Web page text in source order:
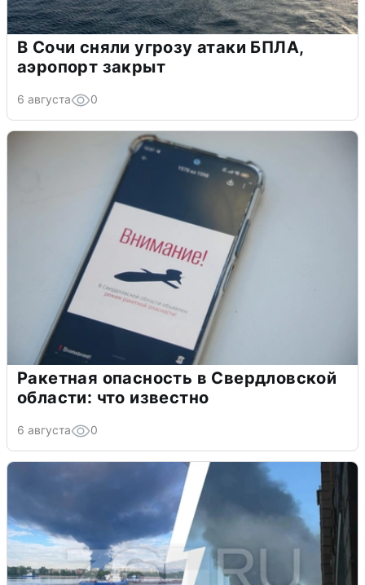
В Сочи сняли угрозу атаки БПЛА,
аэропорт закрыт
6 августа 0
Ракетная опасность в Свердловской
области: что известно
6 августа 0